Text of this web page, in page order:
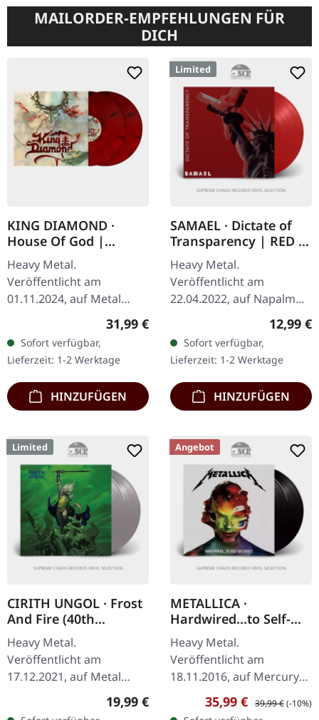
MAILORDER-EMPFEHLUNGEN FÜR
DICH
KING DIAMOND ·
House Of God |
BLOOD RED MARBLED
2LP
Heavy Metal.
Veröffentlicht am
01.11.2024, auf Metal
Blade Records. Blutrot
marmoriertes Doppel-
Vinyl im Gatefold-Cover
mit bedruckten
Innenhüllen…
Regulärer Preis:
31,99 €
Sofort verfügbar,
Lieferzeit: 1-2 Werktage
HINZUFÜGEN
Limited
SAMAEL · Dictate of
Transparency | RED 7"
EP
Heavy Metal.
Veröffentlicht am
22.04.2022, auf Napalm
Records. Transparent
rotes 7" Vinyl, limitiert auf
500 Exemplare. Samaels
"Dictate Of…
12,99 €
Sofort verfügbar,
Lieferzeit: 1-2 Werktage
HINZUFÜGEN
Limited
CIRITH UNGOL · Frost
And Fire (40th
Anniversary Edition)
[SILVER] | DLP
Heavy Metal.
Veröffentlicht am
17.12.2021, auf Metal
Jubiläumsedition zum
Regulärer Preis:
19,99 €
Angebot
METALLICA ·
Hardwired...to Self-
destruct | BLACK 2LP
Heavy Metal.
Veröffentlicht am
18.11.2016, auf Mercury
Records. Schwarzes
Doppel-Vinyl im Gatefold-
Verkaufspreis:
35,99 € Regulärer Preis:
39,99 €(-10%)